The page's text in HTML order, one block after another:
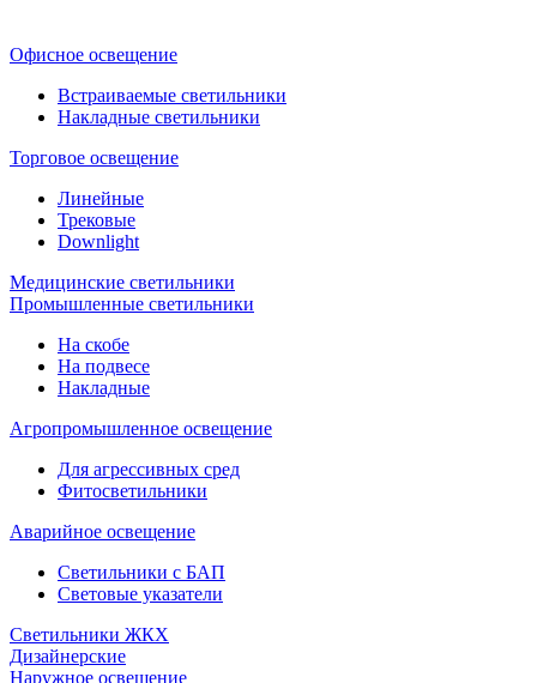
Офисное освещение
Встраиваемые светильники
Накладные светильники
Торговое освещение
Линейные
Трековые
Downlight
Медицинские светильники
Промышленные светильники
На скобе
На подвесе
Накладные
Агропромышленное освещение
Для агрессивных сред
Фитосветильники
Аварийное освещение
Светильники с БАП
Световые указатели
Светильники ЖКХ
Дизайнерские
Наружное освещение